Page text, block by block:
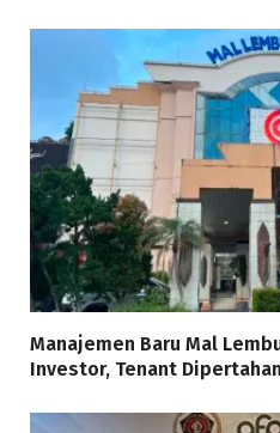
Manajemen Baru Mal
Investor, Tenant